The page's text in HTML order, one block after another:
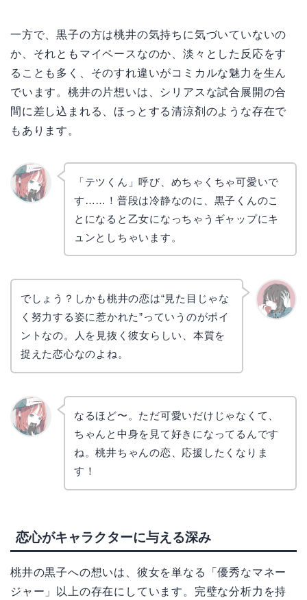
一方で、黒子の方は桃井の気持ちに気づいていないの
か、それともマイペースなのか、淡々とした反応をす
ることも多く、そのすれ違いがコミカルな魅力を生ん
でいます。桃井の片想いは、シリアスな試合展開の合
間に差し込まれる、ほっとする清涼剤のような存在で
もあります。
「テツくん」呼び、めちゃくちゃ可愛いで
す……！普段は冷静なのに、黒子くんのこ
とになると乙女になっちゃうギャップにキ
ュンとしちゃいます。
でしょう？しかも桃井の恋は“見た目じゃな
く努力する姿に惹かれた”っていうのがポイ
ントなの。人を見抜く彼女らしい、本質を
捉えた恋心なのよね。
なるほど〜。ただ可愛いだけじゃなくて、
ちゃんと中身を見て好きになってるんです
ね。桃井ちゃんの恋、応援したくなりま
す！
恋心がキャラクターに与える深み
桃井の黒子への想いは、彼女を単なる「優秀なマネー
ジャー」以上の存在にしています。完璧な分析力を持